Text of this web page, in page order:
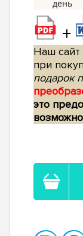
+
Наш сайт
при
подарок
это